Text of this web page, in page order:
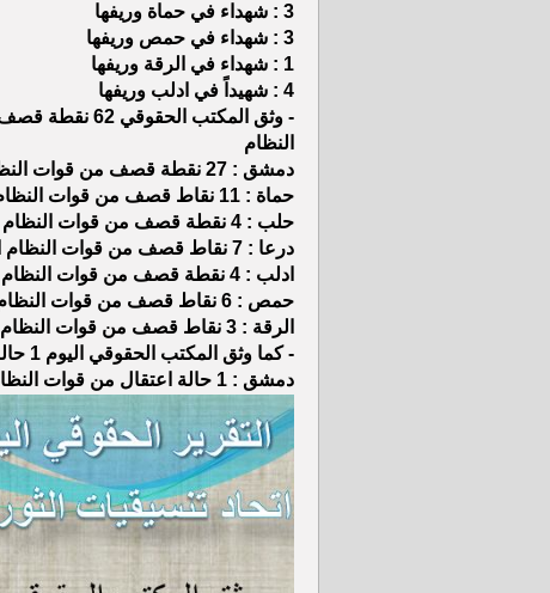
3 : شهداء في حماة وريفها
3 : شهداء في حمص وريفها
1 : شهداء في الرقة وريفها
4 : شهيداً في ادلب وريفها
- وثق المكتب
النظام
دمشق : 27 نقطة قصف من قوات النظام السوري
حماة : 11 نقاط قصف من قوات النظام السوري
حلب : 4 نقطة قصف من قوات النظام السوري
درعا : 7 نقاط قصف من قوات النظام السوري
ادلب : 4 نقطة قصف من قوات النظام السوري
حمص : 6 نقاط قصف من قوات النظام السوري
الرقة : 3 نقاط قصف من قوات النظام السوري
- كما وثق المكتب الحقوقي اليوم 1 حالة اعتقال
دمشق : 1 حالة اعتقال من قوات النظام